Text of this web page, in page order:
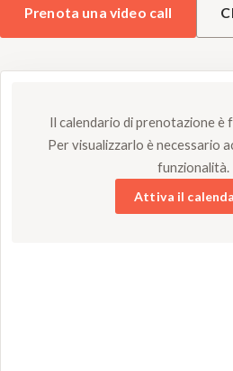
Prenota una video call
Il calendario di prenotazione è
Per visualizzarlo è necessario
funzionalità.
Attiva il